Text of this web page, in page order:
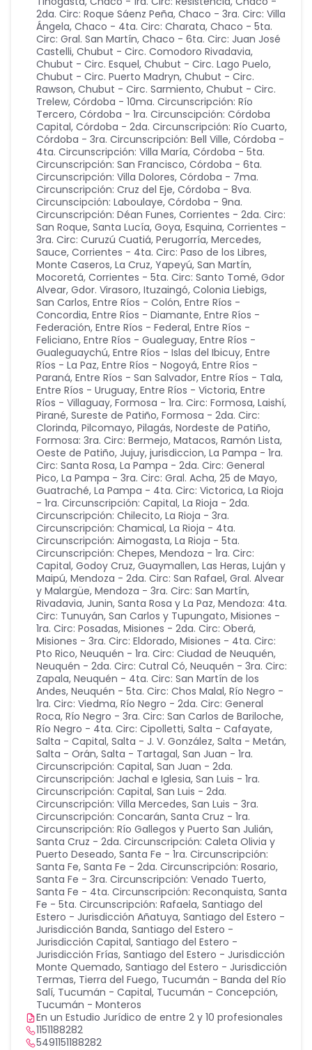
2da. Circ: Roque Sáenz Peña, Chaco - 3ra. Circ: Villa
Ángela, Chaco - 4ta. Circ: Charata, Chaco - 5ta.
Circ: Gral. San Martín, Chaco - 6ta. Circ: Juan José
Castelli, Chubut - Circ. Comodoro Rivadavia,
Chubut - Circ. Esquel, Chubut - Circ. Lago Puelo,
Chubut - Circ. Puerto Madryn, Chubut - Circ.
Rawson, Chubut - Circ. Sarmiento, Chubut - Circ.
Trelew, Córdoba - 10ma. Circunscripción: Río
Tercero, Córdoba - 1ra. Circunscipción: Córdoba
Capital, Córdoba - 2da. Circunscripción: Río Cuarto,
Córdoba - 3ra. Circunscripción: Bell Ville, Córdoba -
4ta. Circunscripción: Villa María, Córdoba - 5ta.
Circunscripción: San Francisco, Córdoba - 6ta.
Circunscripción: Villa Dolores, Córdoba - 7ma.
Circunscripción: Cruz del Eje, Córdoba - 8va.
Circunscipción: Laboulaye, Córdoba - 9na.
Circunscripción: Déan Funes, Corrientes - 2da. Circ:
San Roque, Santa Lucía, Goya, Esquina, Corrientes -
3ra. Circ: Curuzú Cuatiá, Perugorría, Mercedes,
Sauce, Corrientes - 4ta. Circ: Paso de los Libres,
Monte Caseros, La Cruz, Yapeyú, San Martín,
Mocoretá, Corrientes - 5ta. Circ: Santo Tomé, Gdor
Alvear, Gdor. Virasoro, Ituzaingó, Colonia Liebigs,
San Carlos, Entre Ríos - Colón, Entre Ríos -
Concordia, Entre Ríos - Diamante, Entre Ríos -
Federación, Entre Ríos - Federal, Entre Ríos -
Feliciano, Entre Ríos - Gualeguay, Entre Ríos -
Gualeguaychú, Entre Ríos - Islas del Ibicuy, Entre
Ríos - La Paz, Entre Ríos - Nogoyá, Entre Ríos -
Paraná, Entre Ríos - San Salvador, Entre Ríos - Tala,
Entre Ríos - Uruguay, Entre Ríos - Victoria, Entre
Ríos - Villaguay, Formosa - 1ra. Circ: Formosa, Laishí,
Pirané, Sureste de Patiño, Formosa - 2da. Circ:
Clorinda, Pilcomayo, Pilagás, Nordeste de Patiño,
Formosa: 3ra. Circ: Bermejo, Matacos, Ramón Lista,
Oeste de Patiño, Jujuy, jurisdiccion, La Pampa - 1ra.
Circ: Santa Rosa, La Pampa - 2da. Circ: General
Pico, La Pampa - 3ra. Circ: Gral. Acha, 25 de Mayo,
Guatraché, La Pampa - 4ta. Circ: Victorica, La Rioja
- 1ra. Circunscripción: Capital, La Rioja - 2da.
Circunscripción: Chilecito, La Rioja - 3ra.
Circunscripción: Chamical, La Rioja - 4ta.
Circunscripción: Aimogasta, La Rioja - 5ta.
Circunscripción: Chepes, Mendoza - 1ra. Circ:
Capital, Godoy Cruz, Guaymallen, Las Heras, Luján y
Maipú, Mendoza - 2da. Circ: San Rafael, Gral. Alvear
y Malargüe, Mendoza - 3ra. Circ: San Martín,
Rivadavia, Junin, Santa Rosa y La Paz, Mendoza: 4ta.
Circ: Tunuyán, San Carlos y Tupungato, Misiones -
1ra. Circ: Posadas, Misiones - 2da. Circ: Oberá,
Misiones - 3ra. Circ: Eldorado, Misiones - 4ta. Circ:
Pto Rico, Neuquén - 1ra. Circ: Ciudad de Neuquén,
Neuquén - 2da. Circ: Cutral Có, Neuquén - 3ra. Circ:
Zapala, Neuquén - 4ta. Circ: San Martín de los
Andes, Neuquén - 5ta. Circ: Chos Malal, Río Negro -
1ra. Circ: Viedma, Río Negro - 2da. Circ: General
Roca, Río Negro - 3ra. Circ: San Carlos de Bariloche,
Río Negro - 4ta. Circ: Cipolletti, Salta - Cafayate,
Salta - Capital, Salta - J. V. González, Salta - Metán,
Salta - Orán, Salta - Tartagal, San Juan - 1ra.
Circunscripción: Capital, San Juan - 2da.
Circunscripción: Jachal e Iglesia, San Luis - 1ra.
Circunscripción: Capital, San Luis - 2da.
Circunscripción: Villa Mercedes, San Luis - 3ra.
Circunscripción: Concarán, Santa Cruz - 1ra.
Circunscripción: Río Gallegos y Puerto San Julián,
Santa Cruz - 2da. Circunscripción: Caleta Olivia y
Puerto Deseado, Santa Fe - 1ra. Circunscripción:
Santa Fe, Santa Fe - 2da. Circunscripción: Rosario,
Santa Fe - 3ra. Circunscripción: Venado Tuerto,
Santa Fe - 4ta. Circunscripción: Reconquista, Santa
Fe - 5ta. Circunscripción: Rafaela, Santiago del
Estero - Jurisdicción Añatuya, Santiago del Estero -
Jurisdicción Banda, Santiago del Estero -
Jurisdicción Capital, Santiago del Estero -
Jurisdicción Frías, Santiago del Estero - Jurisdicción
Monte Quemado, Santiago del Estero - Jurisdicción
Termas, Tierra del Fuego, Tucumán - Banda del Río
Salí, Tucumán - Capital, Tucumán - Concepción,
Tucumán - Monteros
En un Estudio Jurídico de entre 2 y 10 profesionales
1151188282
5491151188282